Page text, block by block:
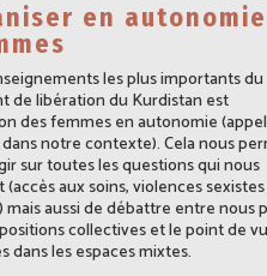
en autonomie
les plus importants du
de libération du Kurdistan est
des femmes en autonomie
notre contexte). Cela nous
sur toutes les questions qui nous
aux soins, violences
mais aussi de débattre entre nous
collectives et le point de
dans les espaces mixtes.